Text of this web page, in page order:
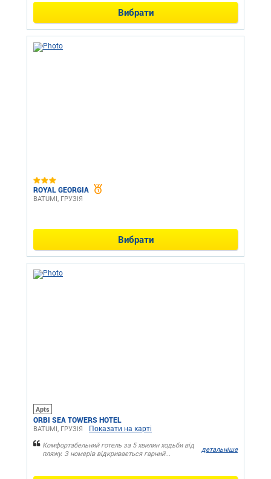
Вибрати
ROYAL GEORGIA
BATUMI, ГРУЗІЯ
Вибрати
Apts
ORBI SEA TOWERS HOTEL
BATUMI, ГРУЗІЯ Показати на карті
Комфортабельний готель за 5 хвилин ходьби від
пляжу. З номерів відкривається гарний...
детальніше